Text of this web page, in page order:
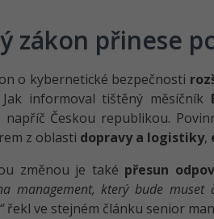
zákon přinese
o kybernetické bezpečnosti
informoval tištěný měsíčník
napříč Českou republikou.
z oblasti dopravy a logistiky,
změnou je také přesun
management, který bude
řekl ve stejném článku senior